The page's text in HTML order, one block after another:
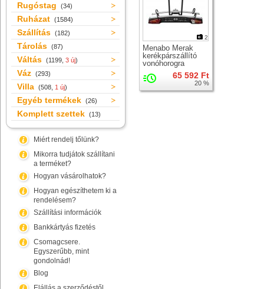
Rugóstag (34)
Ruházat (1584)
Szállítás (182)
Tárolás (87)
Váltás (1199, 3 új)
Váz (293)
Villa (508, 1 új)
Egyéb termékek (26)
Komplett szettek (13)
Miért rendelj tőlünk?
Mikorra tudjátok szállítani
a terméket?
Hogyan vásárolhatok?
Hogyan egészíthetem ki a
rendelésem?
Szállítási információk
Bankkártyás fizetés
Csomagcsere.
Egyszerűbb, mint
gondolnád!
Blog
2
Menabo Merak
kerékpárszállító
vonóhorogra
65 592 Ft
20 %